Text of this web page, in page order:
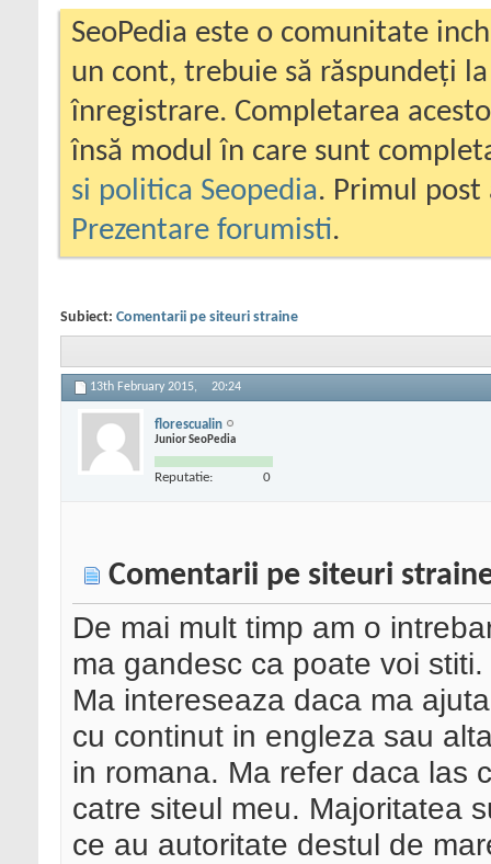
SeoPedia este o comunitate
un cont, trebuie să răspundeți
înregistrare. Completarea
însă modul în care sunt
si politica Seopedia. Primul
Prezentare forumisti.
Subiect: Comentarii pe siteuri straine
13th February 2015, 20:24
florescualin
Junior SeoPedia
Reputatie: 0
Comentarii pe siteuri
De mai mult timp am o
ma gandesc ca poate voi stiti.
Ma intereseaza daca ma
cu continut in engleza sau
in romana. Ma refer daca las
catre siteul meu. Majoritatea
ce au autoritate destul de